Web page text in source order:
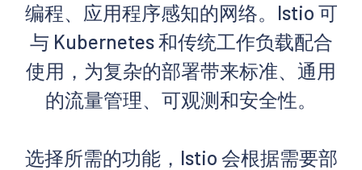
编程、应用程序感知的网络。Istio 可
与 Kubernetes 和传统工作负载配合
使用，为复杂的部署带来标准、通用
的流量管理、可观测和安全性。
选择所需的功能，Istio 会根据需要部